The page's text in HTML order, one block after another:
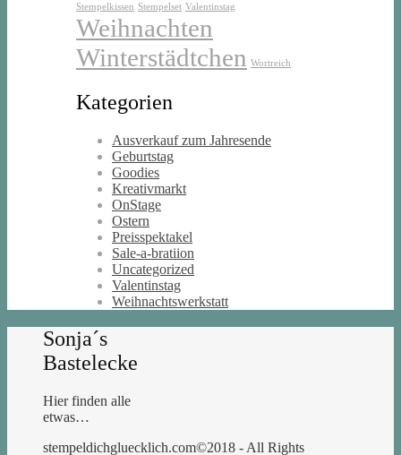
Stempelkissen Stempelset Valentinstag
Weihnachten
Winterstädtchen Wortreich
Kategorien
Ausverkauf zum Jahresende
Geburtstag
Goodies
Kreativmarkt
OnStage
Ostern
Preisspektakel
Sale-a-bratiion
Uncategorized
Valentinstag
Weihnachtswerkstatt
Sonja´s
Bastelecke
Hier finden alle
etwas…
stempeldichgluecklich.com©2018 - All Rights